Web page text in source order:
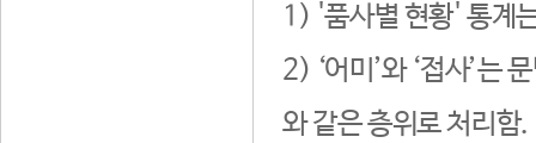
1) '품사별 현황' 통계
2) ‘어미’와 ‘접사’는
와 같은 층위로 처리함.